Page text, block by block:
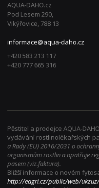
AQUA-DAHO.cz
Pod Lesem 290,
Vikýřovice, 788 13
informace@aqua-daho.cz
+420 583 213 117
+420 777 665 316
Pěstitel a prodejce AQUA-
vydávání rostlinolékařských
a Rady (EU) 2016/2031 o
organismům rostlin a opatřuje
pasem (viz.faktura).
Bližší informace o novém
http://eagri.cz/public/web/